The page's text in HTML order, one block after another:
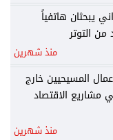
يبحثان هاتفياً
التوتر
منذ شهرين
المسيحيين خارج
مشاريع الاقتصاد
منذ شهرين